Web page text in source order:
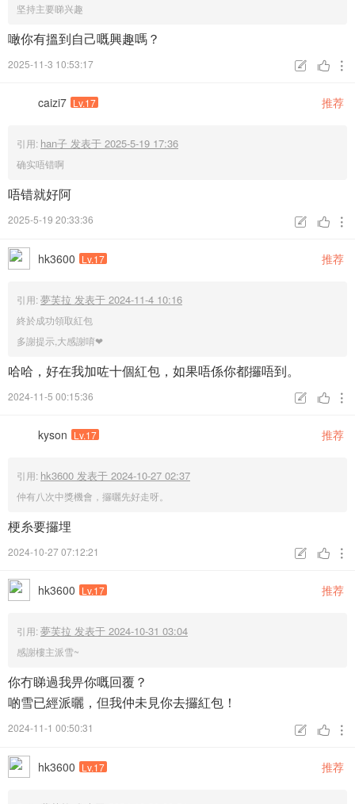
坚持主要睇兴趣
噉你有搵到自己嘅興趣嗎？
2025-11-3 10:53:17  

caizi7 Lv.17 推荐
引用: han子 发表于 2025-5-19 17:36
确实唔错啊
唔错就好阿
2025-5-19 20:33:36  

hk3600 Lv.17 推荐
引用: 夢芙拉 发表于 2024-11-4 10:16
終於成功領取紅包
多謝提示,大感謝唷❤
哈哈，好在我加咗十個紅包，如果唔係你都攞唔到。
2024-11-5 00:15:36  

kyson Lv.17 推荐
引用: hk3600 发表于 2024-10-27 02:37
仲有八次中獎機會，攞曬先好走呀。
梗糸要攞埋
2024-10-27 07:12:21  

hk3600 Lv.17 推荐
引用: 夢芙拉 发表于 2024-10-31 03:04
感謝樓主派雪~
你冇睇過我畀你嘅回覆？
啲雪已經派曬，但我仲未見你去攞紅包！
2024-11-1 00:50:31  

hk3600 Lv.17 推荐